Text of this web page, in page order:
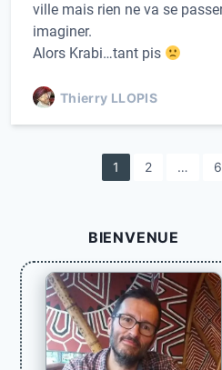
ville mais rien ne va se
imaginer.
Alors Krabi…tant pis
Thierry LLOPIS
n
a
1 2 … 6
BIENVENUE